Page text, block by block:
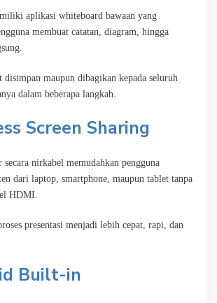
aplikasi whiteboard bawaan yang
membuat catatan, diagram, hingga
disimpan maupun dibagikan kepada seluruh
dalam beberapa langkah.
Screen Sharing
nirkabel memudahkan pengguna
dari laptop, smartphone, maupun tablet tanpa
HDMI.
presentasi menjadi lebih cepat, rapi, dan
Built-in